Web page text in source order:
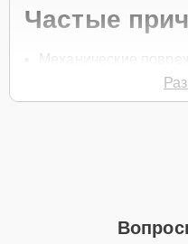
Частые
Механические
Появление трещин
специалист свяжется с вами
деталей и записи на